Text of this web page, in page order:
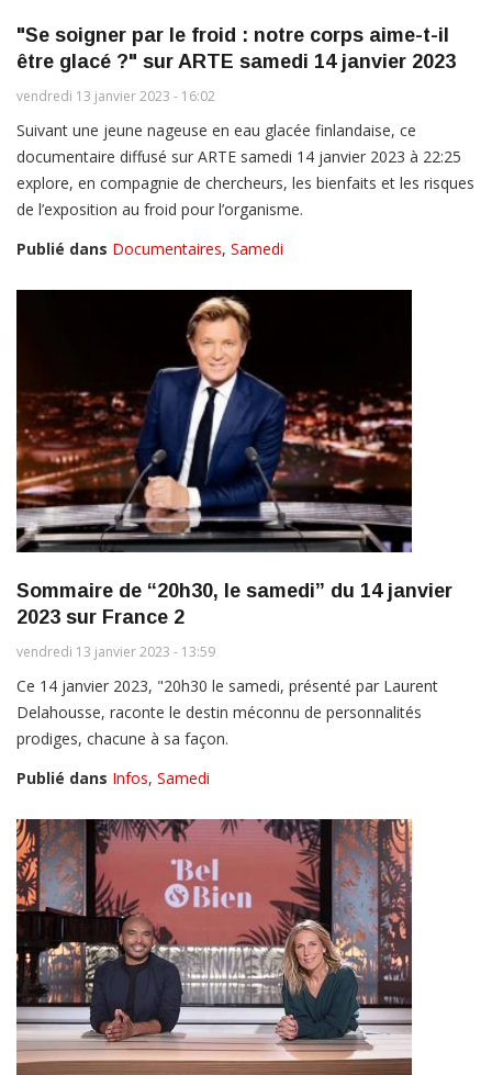
"Se soigner par le froid : notre corps aime-t-il
être glacé ?" sur ARTE samedi 14 janvier 2023
vendredi 13 janvier 2023 - 16:02
Suivant une jeune nageuse en eau glacée finlandaise, ce
documentaire diffusé sur ARTE samedi 14 janvier 2023 à 22:25
explore, en compagnie de chercheurs, les bienfaits et les risques
de l’exposition au froid pour l’organisme.
Publié dans Documentaires, Samedi
Sommaire de “20h30, le samedi” du 14 janvier
2023 sur France 2
vendredi 13 janvier 2023 - 13:59
Ce 14 janvier 2023, "20h30 le samedi, présenté par Laurent
Delahousse, raconte le destin méconnu de personnalités
prodiges, chacune à sa façon.
Publié dans Infos, Samedi